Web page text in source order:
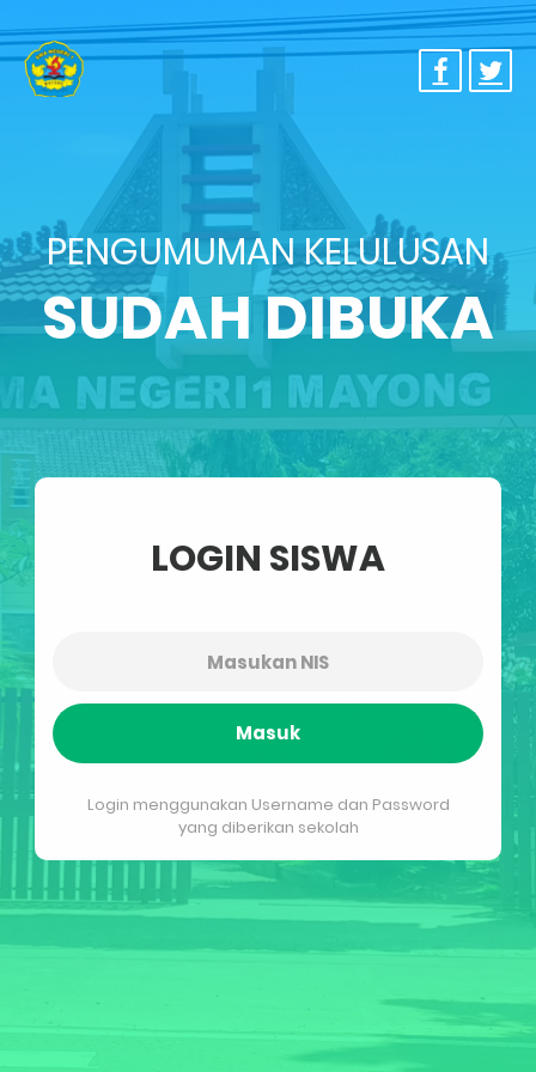
PENGUMUMAN KELULUSAN
SUDAH DIBUKA
LOGIN SISWA
Masuk
Login menggunakan Username dan Password
yang diberikan sekolah